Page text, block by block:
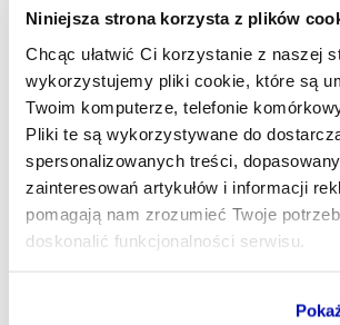
Niniejsza strona korzysta z plików
Chcąc ułatwić Ci korzystanie z naszej
wykorzystujemy pliki cookie, które są
Twoim komputerze, telefonie
Pliki te są wykorzystywane do
spersonalizowanych treści,
zainteresowań artykułów i informacji
pomagają nam zrozumieć Twoje
doskonalić funkcjonalności serwisu.
poszkodowanych ws.
może być nawet 30 tys.
Według szacunków poszkodowanych
może być nawet 30 tys. osób –
w Warszawie premier Donald Tusk.
MATEUSZ LUBIŃSKI
- AUTOR ARTYKUŁU - PROFIL
17.04.2026, 12:11